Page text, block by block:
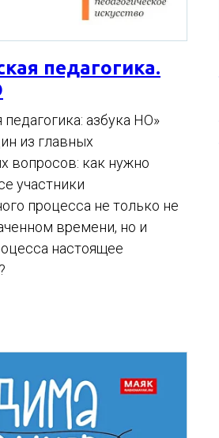
педагогика.
педагогика: азбука НО»
из главных
вопросов: как нужно
участники
процесса не только не
времени, но и
настоящее